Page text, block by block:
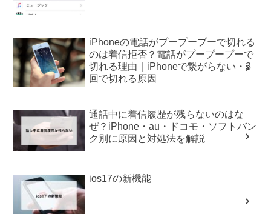
iPhoneの電話がプープープーで切れる
のは着信拒否？電話がプープープーで
切れる理由｜iPhoneで繋がらない・3
回で切れる原因
通話中に着信履歴が残らないのはな
ぜ？iPhone・au・ドコモ・ソフトバン
ク別に原因と対処法を解説
ios17の新機能